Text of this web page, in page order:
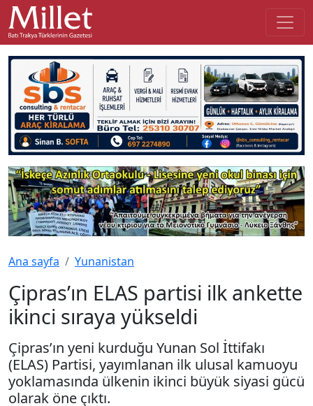
Ana sayfa Yunanistan
Çipras’ın ELAS partisi ilk ankette
ikinci sıraya yükseldi
Çipras’ın yeni kurduğu Yunan Sol İttifakı
(ELAS) Partisi, yayımlanan ilk ulusal kamuoyu
yoklamasında ülkenin ikinci büyük siyasi gücü
olarak öne çıktı.